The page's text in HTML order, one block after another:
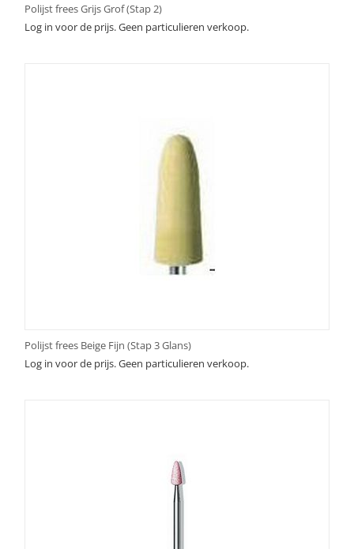
Polijst frees Grijs Grof (Stap 2)
Log in voor de prijs. Geen particulieren verkoop.
Polijst frees Beige Fijn (Stap 3 Glans)
Log in voor de prijs. Geen particulieren verkoop.